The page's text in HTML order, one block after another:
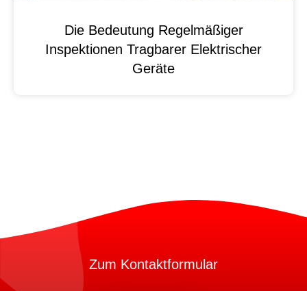
Die Bedeutung Regelmäßiger
Inspektionen Tragbarer Elektrischer
Geräte
Zum Kontaktformular